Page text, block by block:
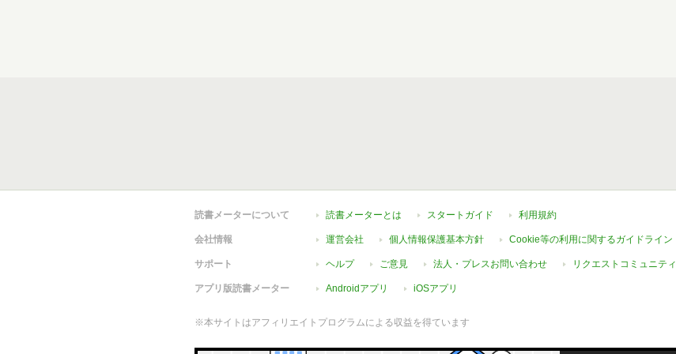
読書メーターについて 読書メーターとは スタートガイド 利用規約
会社情報 運営会社 個人情報保護基本方針 Cookie等の利用に関するガイドライン
サポート ヘルプ ご意見 法人・プレスお問い合わせ リクエストコミュニティ
アプリ版読書メーター Androidアプリ iOSアプリ
※本サイトはアフィリエイトプログラムによる収益を得ています